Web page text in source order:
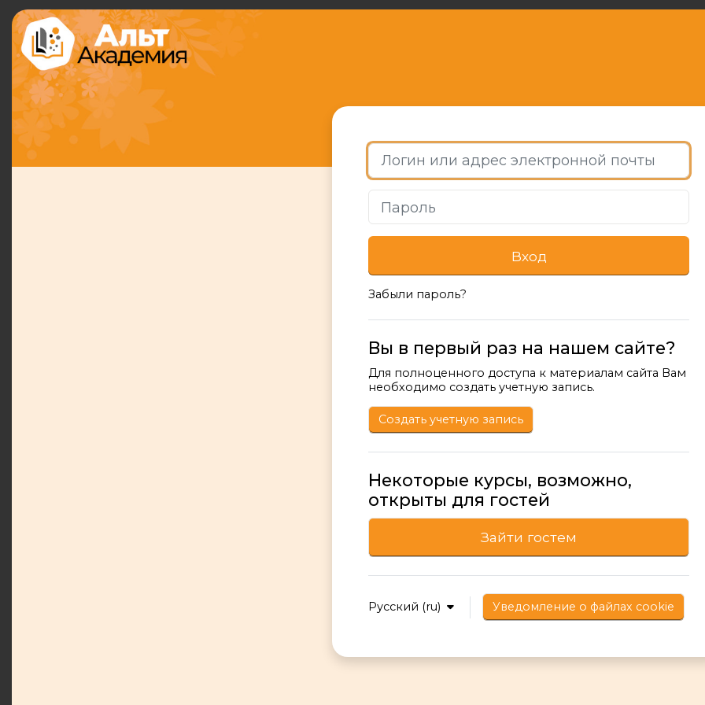
Перейти к основному содержанию
Пропустить и перейти к созданию новой учетной
Логин или адрес электронной почты
Пароль
Вход
Забыли пароль?
Вы в первый раз на нашем сайте?
Для полноценного доступа к материалам сайта Вам
необходимо создать учетную запись.
Создать учетную запись
Некоторые курсы, возможно,
открыты для гостей
Зайти гостем
Русский ‎(ru)‎ Уведомление о файлах cookie